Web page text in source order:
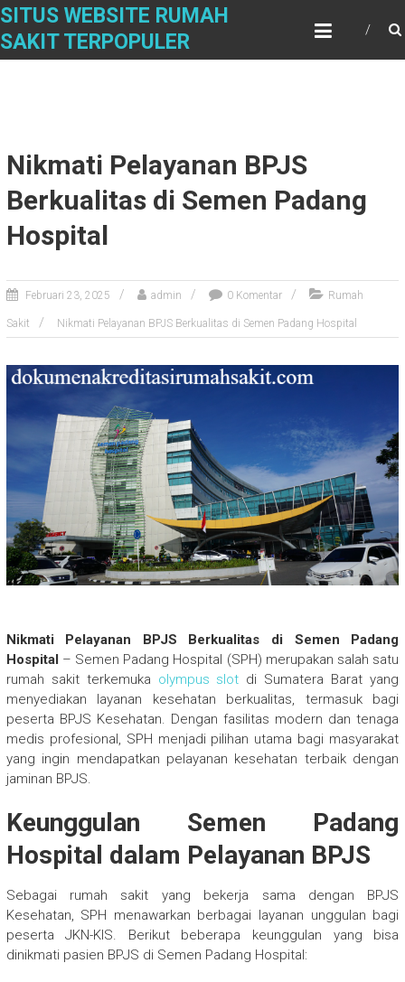
Skip
content
SITUS WEBSITE RUMAH
SAKIT TERPOPULER
Nikmati Pelayanan BPJS
Berkualitas di Semen Padang
Hospital
Februari 23, 2025 admin 0 Komentar Rumah
Sakit Nikmati Pelayanan BPJS Berkualitas di Semen Padang Hospital
Nikmati Pelayanan BPJS Berkualitas di Semen Padang
Hospital – Semen Padang Hospital (SPH) merupakan salah satu
rumah sakit terkemuka olympus slot di Sumatera Barat yang
menyediakan layanan kesehatan berkualitas, termasuk bagi
peserta BPJS Kesehatan. Dengan fasilitas modern dan tenaga
medis profesional, SPH menjadi pilihan utama bagi masyarakat
yang ingin mendapatkan pelayanan kesehatan terbaik dengan
jaminan BPJS.
Keunggulan Semen Padang
Hospital dalam Pelayanan BPJS
Sebagai rumah sakit yang bekerja sama dengan BPJS
Kesehatan, SPH menawarkan berbagai layanan unggulan bagi
peserta JKN-KIS. Berikut beberapa keunggulan yang bisa
dinikmati pasien BPJS di Semen Padang Hospital: